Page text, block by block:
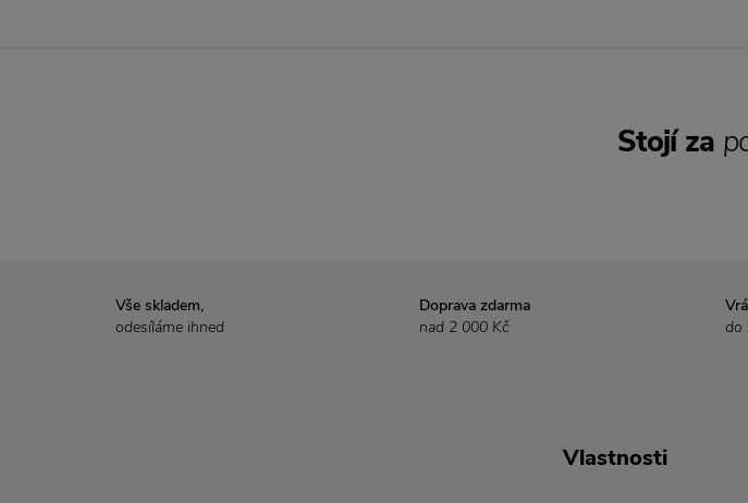
Vše skladem,
odesíláme ihned
Doprava zdarma
nad 2 000 Kč
do
Vlastnosti
Stojí za